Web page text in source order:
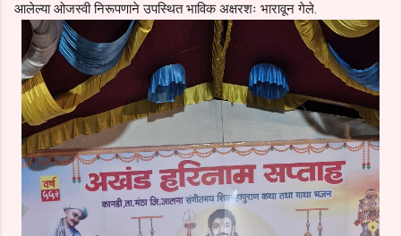
आलेल्या ओजस्वी निरूपणाने उपस्थित भाविक अक्षरशः भारावून गेले.